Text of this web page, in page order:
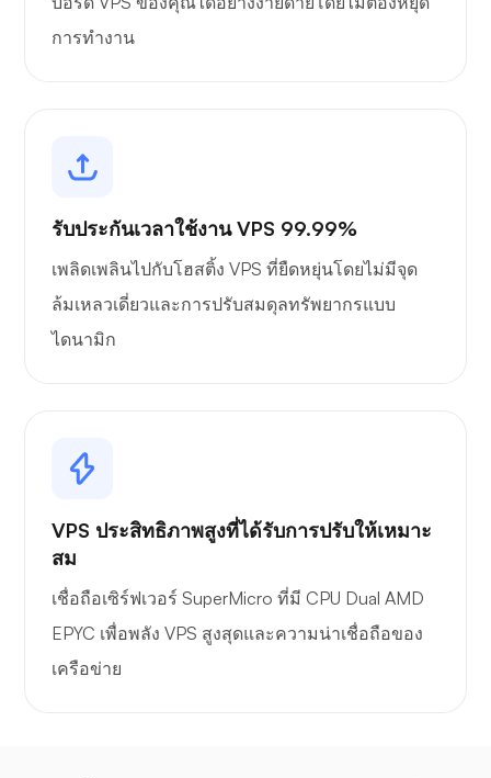
การทำงาน
รับประกันเวลาใช้งาน VPS 99.99%
เพลิดเพลินไปกับโฮสติ้ง VPS ที่ยืดหยุ่นโดยไม่มีจุด
ล้มเหลวเดี่ยวและการปรับสมดุลทรัพยากรแบบ
ไดนามิก
VPS ประสิทธิภาพสูงที่ได้รับการปรับให้เหมาะ
สม
เชื่อถือเซิร์ฟเวอร์ SuperMicro ที่มี CPU Dual AMD
EPYC เพื่อพลัง VPS สูงสุดและความน่าเชื่อถือของ
เครือข่าย